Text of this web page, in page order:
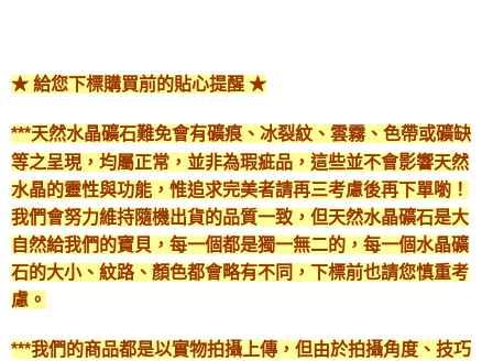
★ 給您下標購買前的貼心提醒 ★
***天然水晶礦石難免會有礦痕、冰裂紋、雲霧、色帶或礦缺
等之呈現，均屬正常，並非為瑕疵品，這些並不會影響天然
水晶的靈性與功能，惟追求完美者請再三考慮後再下單喲！
我們會努力維持隨機出貨的品質一致，但天然水晶礦石是大
自然給我們的寶貝，每一個都是獨一無二的，每一個水晶礦
石的大小、紋路、顏色都會略有不同，下標前也請您慎重考
慮。
***我們的商品都是以實物拍攝上傳，但由於拍攝角度、技巧